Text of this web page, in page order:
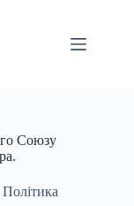
Союзу
Політика